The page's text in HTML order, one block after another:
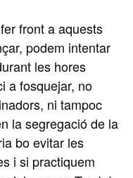
front a aquests
podem intentar
les hores
a fosquejar, no
ni tampoc
la segregació de la
bo evitar les
i si practiquem